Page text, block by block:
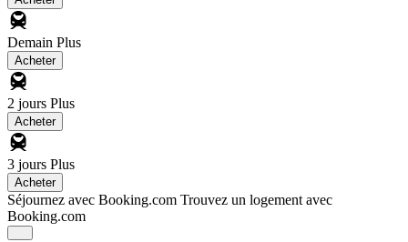
Demain Plus
Acheter
2 jours Plus
Acheter
3 jours Plus
Acheter
Séjournez avec Booking.com Trouvez un logement avec
Booking.com